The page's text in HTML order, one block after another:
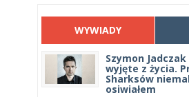
WYWIADY
Szymon
wyjęte z życia.
Sharksów
osiwiałem